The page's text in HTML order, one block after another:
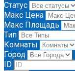
Статус
Макс Цена
Макс Площадь
Тип
Комнаты
Город
ID